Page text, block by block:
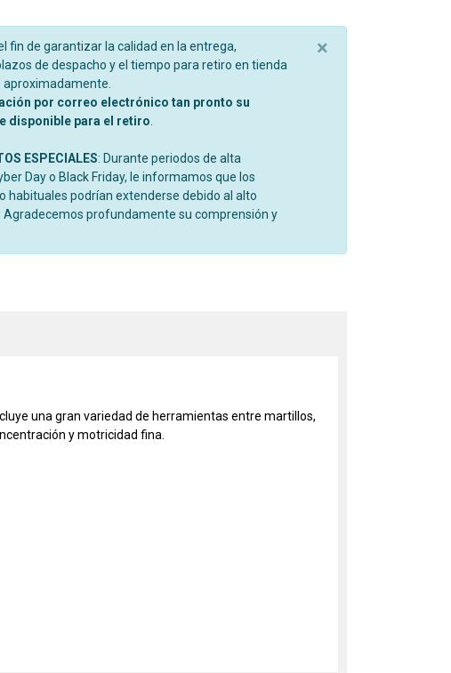
fin de garantizar la calidad en la entrega,
de despacho y el tiempo para retiro en tienda
aproximadamente.
por correo electrónico tan pronto su
disponible para el retiro
ESPECIALES: Durante periodos de alta
Day o Black Friday, le informamos que los
habituales podrían extenderse debido al alto
Agradecemos profundamente su comprensión y
×
una gran variedad de herramientas entre martillos,
y motricidad fina.